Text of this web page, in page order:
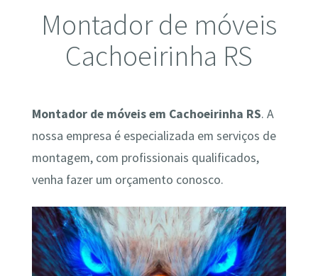
Montador de móveis
Cachoeirinha RS
Montador de móveis em Cachoeirinha RS. A
nossa empresa é especializada em serviços de
montagem, com profissionais qualificados,
venha fazer um orçamento conosco.